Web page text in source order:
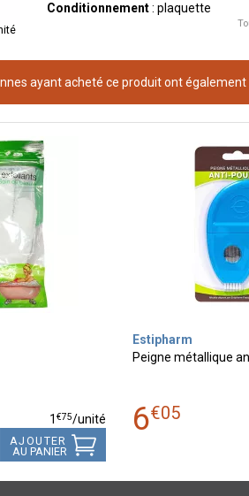
Conditionnement: plaquette
ayant acheté ce produit ont également
1 €75/unité
AJOUTER
AU PANIER
Estipharm
Peigne métallique
6€05